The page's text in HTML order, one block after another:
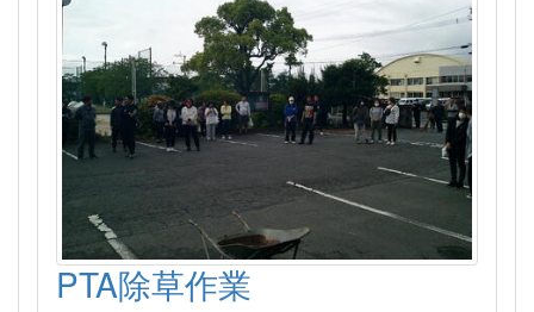
PTA除草作業